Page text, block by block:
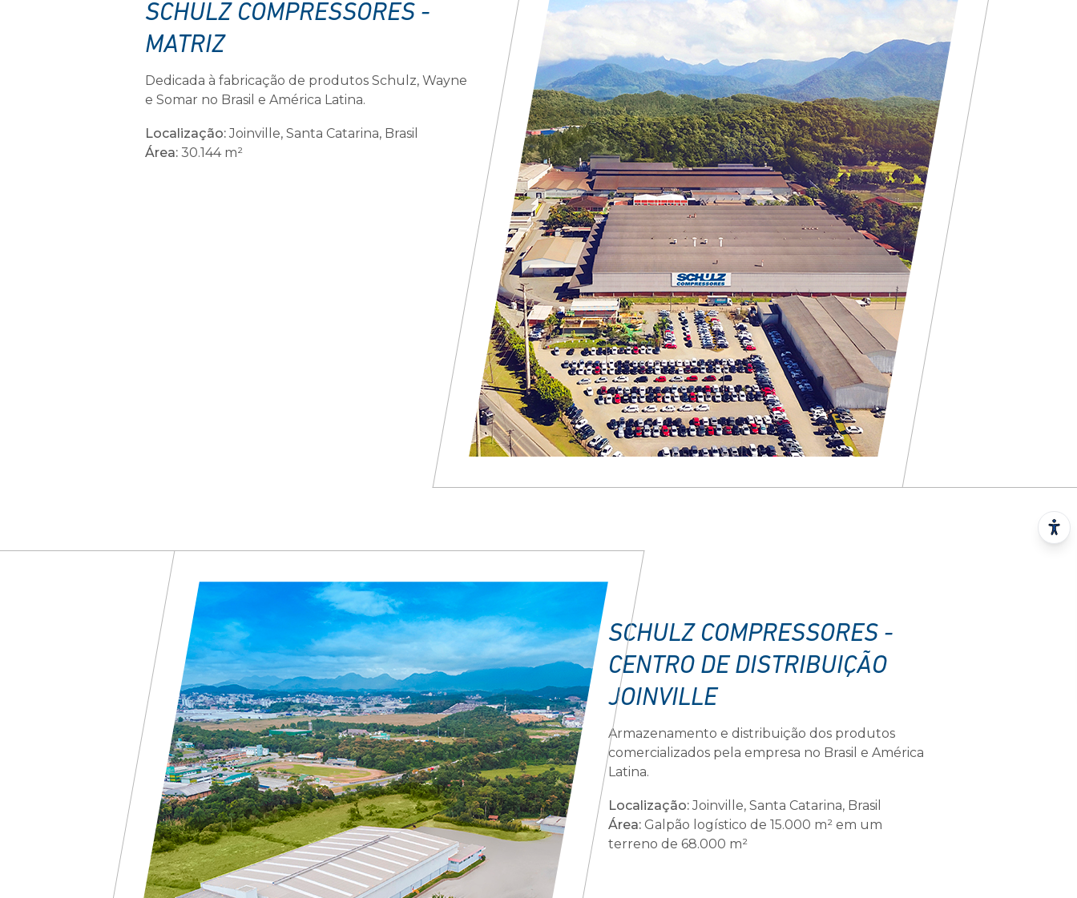
SCHULZ COMPRESSORES -
MATRIZ
Dedicada à fabricação de produtos Schulz, Wayne
e Somar no Brasil e América Latina.
Localização:Joinville, Santa Catarina, Brasil
Área: 30.144 m²
SCHULZ COMPRESSORES -
CENTRO DE DISTRIBUIÇÃO
JOINVILLE
Armazenamento e distribuição dos produtos
comercializados pela empresa no Brasil e América
Latina.
Localização:Joinville, Santa Catarina, Brasil
Área:Galpão logístico de 15.000 m² em um
terreno de 68.000 m²